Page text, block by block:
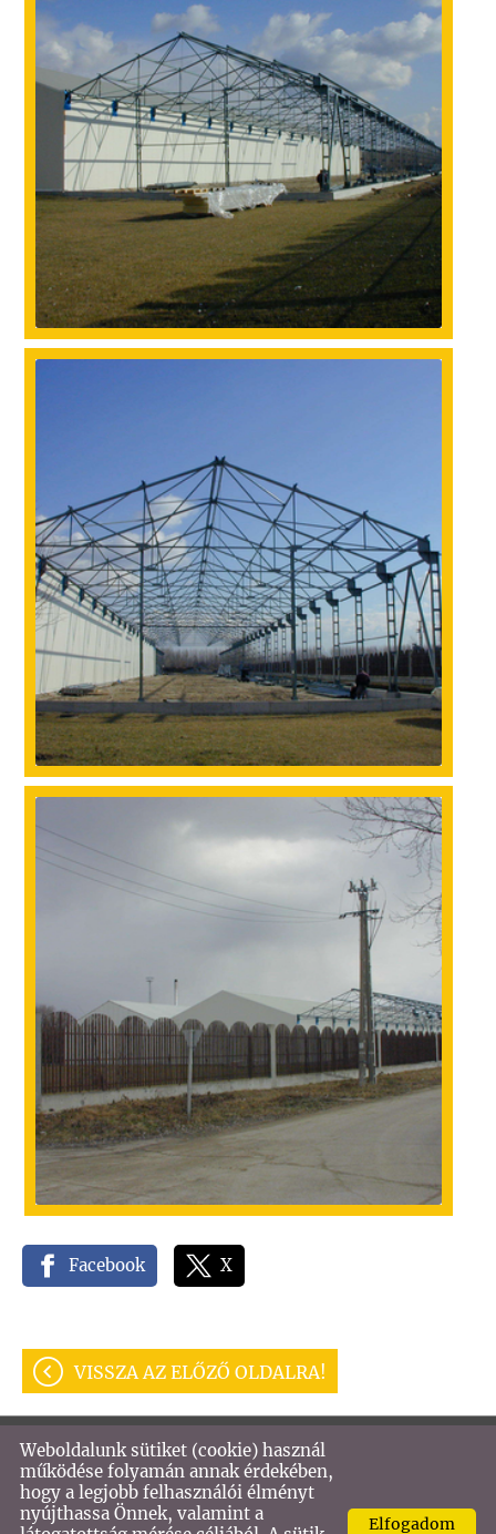
Facebook X
VISSZA AZ ELŐZŐ OLDALRA!
© 2026 - VASTECH KFT
Oldal információklAdatkezelési tájékoztatól
Elfogadom
Weboldalunk sütiket (cookie) használ
működése folyamán annak érdekében,
hogy a legjobb felhasználói élményt
nyújthassa Önnek, valamint a